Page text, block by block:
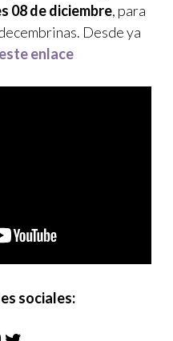
08 de diciembre, para
Desde ya
este enlace
sociales: